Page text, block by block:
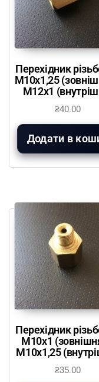
Перехідник
М10х1,25
М12х1
₴40.00
Додати в
Перехідник
М10х1
М10х1,25
₴35.00